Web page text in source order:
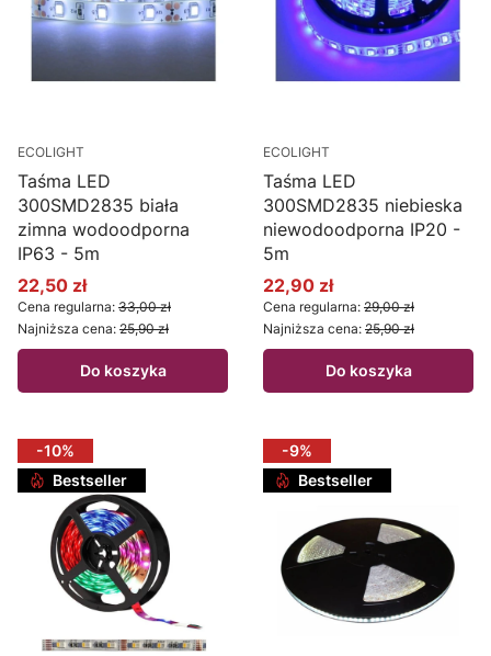
ECOLIGHT
Taśma LED
300SMD2835 biała
zimna wodoodporna
IP63 - 5m
Cena promocyjna
22,50 zł
Cena regularna: 33,00 zł
Najniższa cena: 25,90 zł
Do koszyka
ECOLIGHT
Taśma LED
300SMD2835 niebieska
niewodoodporna IP20 -
5m
Cena promocyjna
22,90 zł
Cena regularna: 29,00 zł
Najniższa cena: 25,90 zł
Do koszyka
-10%
Bestseller
-9%
Bestseller